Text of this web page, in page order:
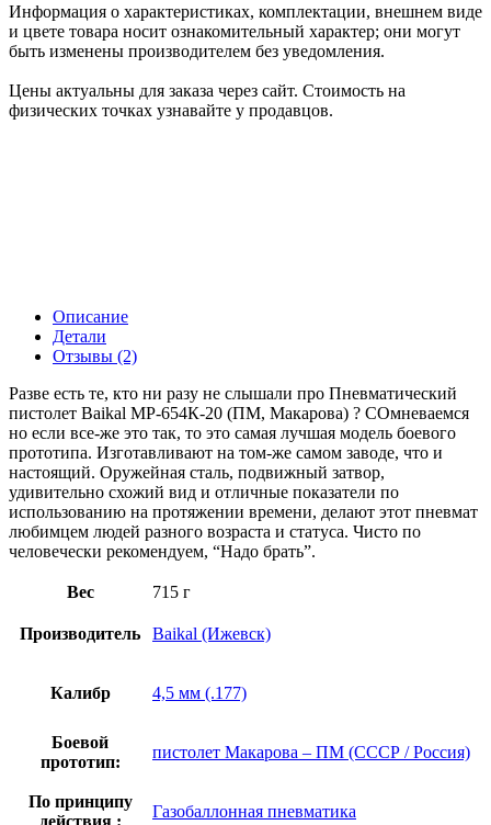
Информация о характеристиках, комплектации, внешнем виде
и цвете товара носит ознакомительный характер; они могут
быть изменены производителем без уведомления.
Цены актуальны для заказа через сайт. Стоимость на
физических точках узнавайте у продавцов.
Описание
Детали
Отзывы (2)
Разве есть те, кто ни разу не слышали про Пневматический
пистолет Baikal МР-654К-20 (ПМ, Макарова) ? СОмневаемся
но если все-же это так, то это самая лучшая модель боевого
прототипа. Изготавливают на том-же самом заводе, что и
настоящий. Оружейная сталь, подвижный затвор,
удивительно схожий вид и отличные показатели по
использованию на протяжении времени, делают этот пневмат
любимцем людей разного возраста и статуса. Чисто по
человечески рекомендуем, “Надо брать”.
Вес 715 г
Производитель Baikal (Ижевск)
Калибр 4,5 мм (.177)
Боевой
прототип:
пистолет Макарова – ПМ (СССР / Россия)
По принципу
Газобаллонная пневматика